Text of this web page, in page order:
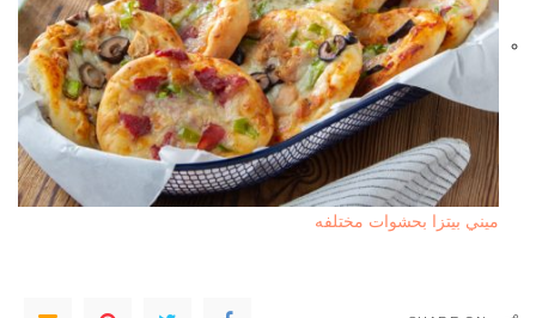
ميني بيتزا بحشوات مختلفه